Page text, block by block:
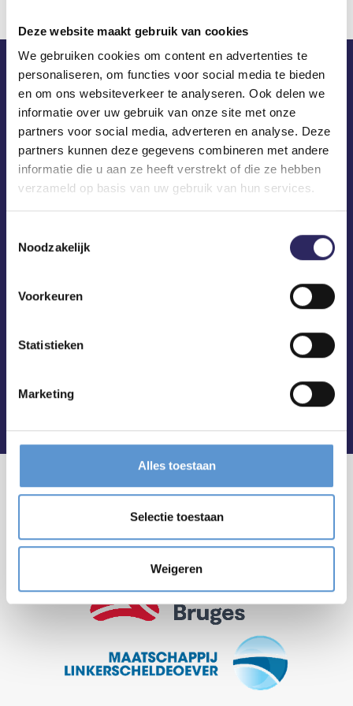
Deze website maakt gebruik van cookies
We gebruiken cookies om content en advertenties te
personaliseren, om functies voor social media te bieden
en om ons websiteverkeer te analyseren. Ook delen we
informatie over uw gebruik van onze site met onze
partners voor social media, adverteren en analyse. Deze
partners kunnen deze gegevens combineren met andere
informatie die u aan ze heeft verstrekt of die ze hebben
verzameld op basis van uw gebruik van hun services.
Noodzakelijk
Voorkeuren
Statistieken
Marketing
Alles toestaan
Selectie toestaan
Weigeren
ECA in je mailbox?